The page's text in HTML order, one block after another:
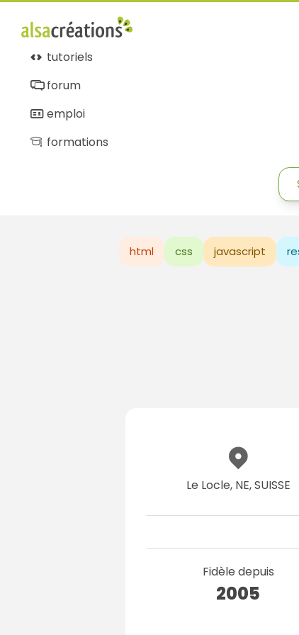
tutoriels
forum
emploi
formations
html css javascript
Le Locle, NE, SUISSE
Fidèle depuis
2005